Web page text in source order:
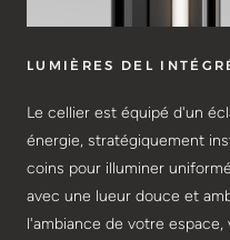
LUMIÈRES DEL
Le cellier est équipé d'un
énergie, stratégiquement
coins pour illuminer
avec une lueur douce et
l'ambiance de votre